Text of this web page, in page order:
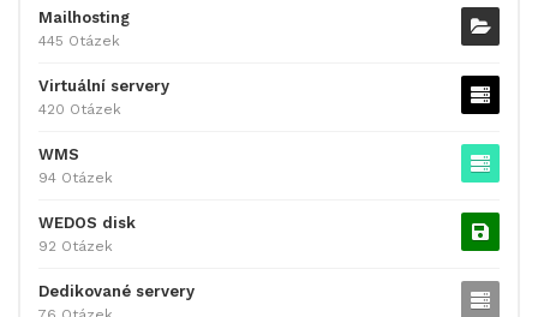
Mailhosting
445 Otázek
Virtuální servery
420 Otázek
WMS
94 Otázek
WEDOS disk
92 Otázek
Dedikované servery